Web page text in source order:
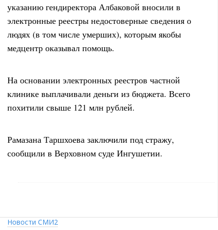
указанию гендиректора Албаковой вносили в
электронные реестры недостоверные сведения о
людях (в том числе умерших), которым якобы
медцентр оказывал помощь.
На основании электронных реестров частной
клинике выплачивали деньги из бюджета. Всего
похитили свыше 121 млн рублей.
Рамазана Таршхоева заключили под стражу,
сообщили в Верховном суде Ингушетии.
Новости СМИ2